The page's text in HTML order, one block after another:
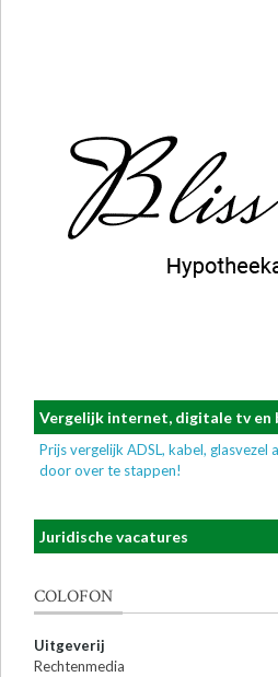
Vergelijk internet, digitale tv en
Prijs vergelijk ADSL, kabel, glasvezel
door over te stappen!
Juridische vacatures
COLOFON
Uitgeverij
Rechtenmedia